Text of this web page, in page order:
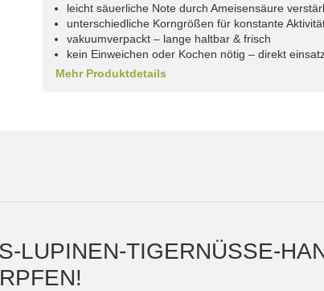
leicht säuerliche Note durch Ameisensäure
unterschiedliche Korngrößen für konstante
vakuumverpackt – lange haltbar & frisch
kein Einweichen oder Kochen nötig – direkt
Mehr Produktdetails
LUPINEN-TIGERNÜSSE-